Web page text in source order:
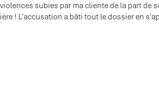
subies par ma cliente de la part
! L'accusation a bâti tout le dossier en